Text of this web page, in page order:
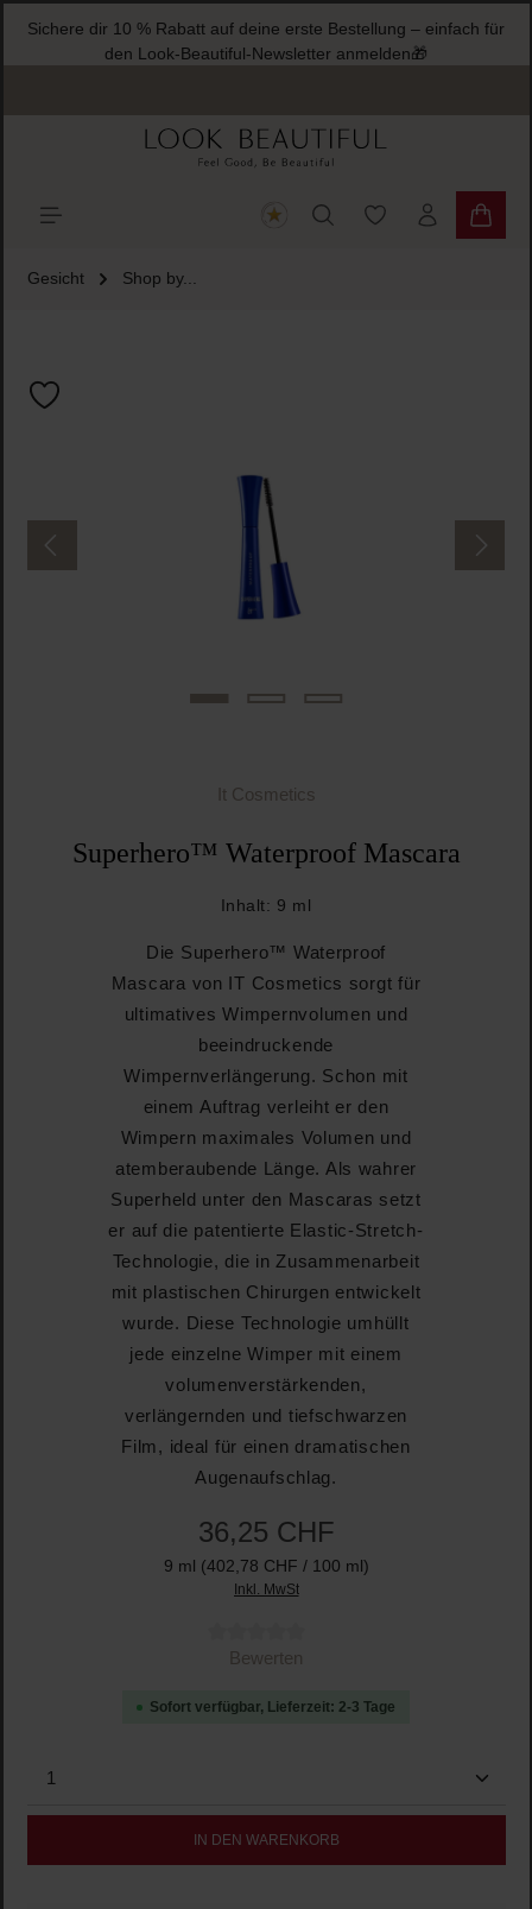
springen
Sichere dir 10 % Rabatt auf deine erste Bestellung – einfach für
den Look-Beautiful-Newsletter anmelden🎁
Du hast 0
Gesicht Shop by...
It Cosmetics
Superhero™ Waterproof Mascara
Inhalt: 9 ml
Die Superhero™ Waterproof
Mascara von IT Cosmetics sorgt für
ultimatives Wimpernvolumen und
beeindruckende
Wimpernverlängerung. Schon mit
einem Auftrag verleiht er den
Wimpern maximales Volumen und
atemberaubende Länge. Als wahrer
Superheld unter den Mascaras setzt
er auf die patentierte Elastic-Stretch-
Technologie, die in Zusammenarbeit
mit plastischen Chirurgen entwickelt
wurde. Diese Technologie umhüllt
jede einzelne Wimper mit einem
volumenverstärkenden,
verlängernden und tiefschwarzen
Film, ideal für einen dramatischen
Augenaufschlag.
36,25 CHF
9 ml (402,78 CHF / 100 ml)
Inkl. MwSt
Durchschnittliche Bewertung von 0 von 5 Sternen
Bewerten
Sofort verfügbar, Lieferzeit: 2-3 Tage
Produkt Anzahl: Gib den gewünschten Wert ein
IN DEN WARENKORB